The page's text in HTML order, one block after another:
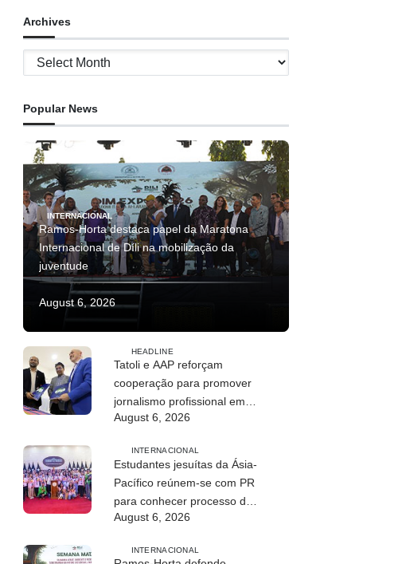
Archives
Archives
Popular News
INTERNACIONAL
Ramos-Horta destaca papel da Maratona
Internacional de Díli na mobilização da
juventude
August 6, 2026
HEADLINE
Tatoli e AAP reforçam
cooperação para promover
jornalismo profissional em
Timor-Leste
August 6, 2026
INTERNACIONAL
Estudantes jesuítas da Ásia-
Pacífico reúnem-se com PR
para conhecer processo de
paz no país
August 6, 2026
INTERNACIONAL